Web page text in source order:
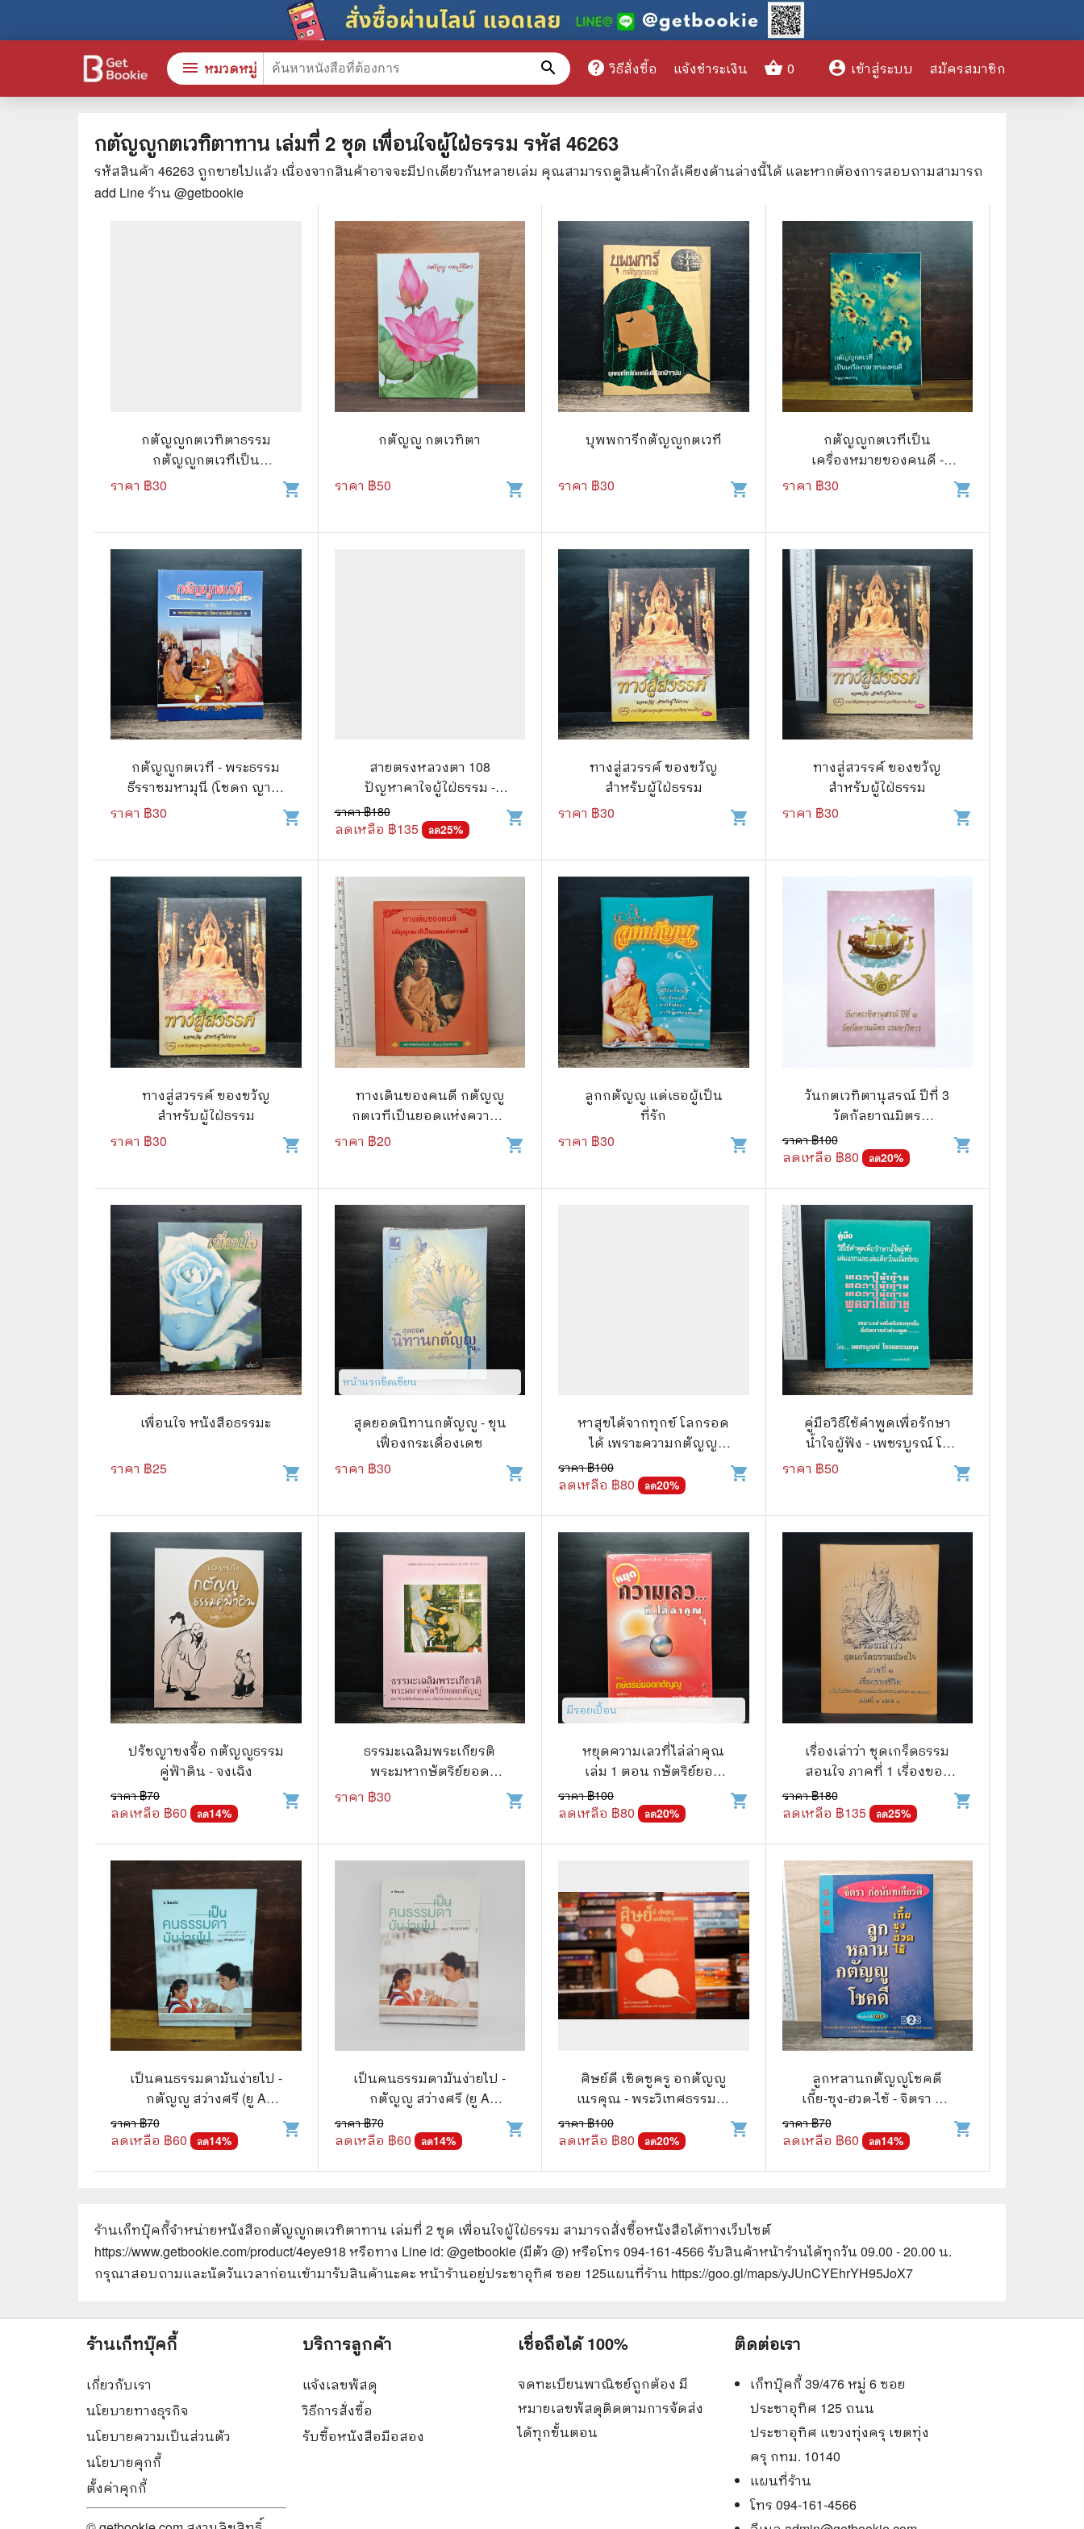
กตัญญูกตเวทิตาทาน เล่มที่ 2 ชุด เพื่อนใจผู้ใฝ่ธรรม รหัส 46263
รหัสสินค้า 46263 ถูกขายไปแล้ว เนื่องจากสินค้าอาจจะมีปกเดียวกันหลายเล่ม คุณสามารถดูสินค้าใกล้เคียงด้านล่างนี้ได้ และหากต้องการสอบถามสามารถ
add Line ร้าน @getbookie
กตัญญูกตเวทิตาธรรม
กตัญญูกตเวทีเป็น
เครื่องหมายของคนดี -
ราคา ฿30 shopping_cart
กตัญญู กตเวทิตา
ราคา ฿50 shopping_cart
บุพพการีกตัญญูกตเวที
ราคา ฿30 shopping_cart
กตัญญูกตเวทีเป็น
เครื่องหมายของคนดี -
ปัญญานันทภิกขุ
ราคา ฿30 shopping_cart
กตัญญูกตเวที - พระธรรม
ธีรราชมหามุนี (โชดก ญาณ
ราคา ฿30 shopping_cart
สายตรงหลวงตา 108
ปัญหาคาใจผู้ใฝ่ธรรม -
ส.มหาปัญโญภิกขุ
ราคา ฿180
ลดเหลือ ฿135 ลด25%
shopping_cart
ทางสู่สวรรค์ ของขวัญ
สำหรับผู้ใฝ่ธรรม
ราคา ฿30 shopping_cart
ทางสู่สวรรค์ ของขวัญ
สำหรับผู้ใฝ่ธรรม
ราคา ฿30 shopping_cart
ทางสู่สวรรค์ ของขวัญ
สำหรับผู้ใฝ่ธรรม
ราคา ฿30 shopping_cart
ทางเดินของคนดี กตัญญู
กตเวทีเป็นยอดแห่งความดี
- พระเทพวิสุทธิเมธี
ราคา ฿20 shopping_cart
ลูกกตัญญู แด่เธอผู้เป็น
ที่รัก
ราคา ฿30 shopping_cart
วันกตเวทิตานุสรณ์ ปีที่ 3
วัดกัลยาณมิตร
ราคา ฿100
ลดเหลือ ฿80 ลด20%
shopping_cart
เพื่อนใจ หนังสือธรรมะ
ราคา ฿25 shopping_cart
หน้าแรกขีดเขียน
สุดยอดนิทานกตัญญู - ขุน
เฟื่องกระเดื่องเดช
ราคา ฿30 shopping_cart
หาสุขได้จากทุกข์ โลกรอด
ได้ เพราะความกตัญญ
กตเวที - พุทธทาสภิกขุ
ราคา ฿100
ลดเหลือ ฿80 ลด20%
shopping_cart
คู่มือวิธีใช้คำพูดเพื่อรักษา
น้ำใจผู้ฟัง - เพชรบูรณ์ โร
ราคา ฿50 shopping_cart
ปรัชญาขงจื้อ กตัญญูธรรม
คู่ฟ้าดิน - จงเฉิง
ราคา ฿70
ลดเหลือ ฿60 ลด14%
shopping_cart
ธรรมะเฉลิมพระเกียรติ
พระมหากษัตริย์ยอด
ราคา ฿30 shopping_cart
มีรอยเปื้อน
หยุดความเลวที่ไล่ล่าคุณ
เล่ม 1 ตอน กษัตริย์ยอด
ราคา ฿100
ลดเหลือ ฿80 ลด20%
shopping_cart
เรื่องเล่าว่า ชุดเกร็ดธรรม
สอนใจ ภาคที่ 1 เรื่องของ
ชีวิต เล่มที่ 1 ตอน 1
ราคา ฿180
ลดเหลือ ฿135 ลด25%
shopping_cart
เป็นคนธรรมดามันง่ายไป -
กตัญญู สว่างศรี (ยู A
ราคา ฿70
ลดเหลือ ฿60 ลด14%
shopping_cart
เป็นคนธรรมดามันง่ายไป -
กตัญญู สว่างศรี (ยู A
ราคา ฿70
ลดเหลือ ฿60 ลด14%
shopping_cart
ศิษย์ดี เชิดชูครู อกตัญญู
เนรคุณ - พระวิเทศธรรมรัง
ราคา ฿100
ลดเหลือ ฿80 ลด20%
shopping_cart
ลูกหลานกตัญญูโชคดี
เกี้ย-ซุง-ฮวด-ไช้ - จิตรา ก่อ
ราคา ฿70
ลดเหลือ ฿60 ลด14%
shopping_cart
ร้านเก็ทบุ๊คกี้จำหน่ายหนังสือกตัญญูกตเวทิตาทาน เล่มที่ 2 ชุด เพื่อนใจผู้ใฝ่ธรรม สามารถสั่งซื้อหนังสือได้ทางเว็บไซต์
https://www.getbookie.com/product/4eye918 หรือทาง Line id: @getbookie (มีตัว @) หรือโทร 094-161-4566 รับสินค้าหน้าร้านได้ทุกวัน 09.00 - 20.00 น.
กรุณาสอบถามและนัดวันเวลาก่อนเข้ามารับสินค้านะคะ หน้าร้านอยู่ประชาอุทิศ ซอย 125แผนที่ร้าน https://goo.gl/maps/yJUnCYEhrYH95JoX7
menu หมวดหมู่ search help วิธีสั่งซื้อ แจ้งชำระเงิน shopping_basket 0 account_circle เข้าสู่ระบบ สมัครสมาชิก
หมวดหมู่สินค้า
หนังสือทั้งหมด
🌠 โหราศาสตร์ การทำนาย
☸️ ธรรมะ ศาสนา ปรัชญา
🧳 ท่องเที่ยว ประสบการณ์ท่องเที่ยว
💃 งานอดิเรก อาชีพ
สารคดี
🌎 สารคดี ความรู้รอบตัว
💎 เพชร พลอย อัญมณี
🛸 วิทยาศาสตร์ คณิตศาสตร์
🌾 พืช สัตว์
🥘 อาหาร สุขภาพ ความงาม
🏡 บ้านและสวน
🎸 ดนตรี ภาพยนตร์
⚽ กีฬา เกม
🖥️ คอมพิวเตอร์ เทคโนโลยี
หนังสือทั่วไป พ็อกเก็ตบุ๊ค
🦄 วรรณกรรม นิยาย เรื่องสั้น
🛖 วรรณคดีไทย นิทานพื้นบ้าน
👩‍🦳 นิยายไทยรุ่นเก่า
🏵️ บทกวี บทกลอน
🏞️ นิยายภาพ
👨‍❤️‍👨 นิยายวาย นิยายยูริ
✍️ นิยายฟิคชั่น
🌏 นิยายแปล
🏰 วรรณกรรมเยาวชน
🦄 แฟนตาซี
🌟 นิยายไลท์โนเวล
🏮 นิยายจีน
🌞 นิยายแจ่มใส
❤️ รัก โรแมนติก
❤️‍🔥❤️‍🔥 นิยายรัก ราคาถูกสุด
💀 ผี สยองขวัญ ระทึกขวัญ
🎭 ดราม่า ชีวิต
🔍 สืบสวน สอบสวน
⚔️ แอ็คชั่น ต่อสู้
😀 ตลก สนุกสนาน
นิยาย วรรณกรรม
⚖️ กฎหมาย
💬 ภาษาศาสตร์
💉 การแพทย์
👮‍♀️ คู่มือเตรียมสอบราชการ
🏫 หนังสือเรียน
👩‍🏫 แนะแนวการศึกษา
การศึกษาและการสอน
😼 หนังสือการ์ตูน
🎻 การ์ตูนดนตรี
🍳 การ์ตูนทำอาหาร
🕵️‍♀️ สืบสวน สอบสวน
⚔️ ต่อสู้ แอ๊คชั่น
⚽ การ์ตูนกีฬา
😀 ตลก
🔮 แฟนตาซี
🧗‍♂️ ผจญภัย ท่องเที่ยว
👽 ไซไฟ
☠️ การ์ตูนผีไทย
👩 สนพ.ยอดธิดา
☘️ สนพ.รักพิมพ์ Luckpim
🔵 สนพ.Phoenix Next
🏳️‍🌈 สนพ.หมึกจีน
🟩 สนพ.บงกช
☀️ สนพ.วิบูลย์กิจ
⭕ สนพ.สยามอินเตอร์
🔴 สนพ.บูรพัฒน์
🔲 สนพ.Zenshu
การ์ตูนรายเดือน รายสัปดาห์
การ์ตูนแก๊ก
กล่อง BOXSET การ์ตูน
หนังสือการ์ตูน
🐲 นิทาน
📕 นิตยสาร
📺 เรื่องย่อละครโทรทัศน์
นิตยสารดารารุ่นเก่า
แฟนคลับดารา
เรื่องย่อซีรี่ย์ต่างประเทศ
🌍 ทั่วไปและวาไรตี้
🤡 เรื่องสั้น ขำขัน
🎨 ศิลปะและการออกแบบ
🎸 ดนตรี
🩱 แฟชั่น
⛪ ศาสนา
🏙️ การเมือง
🎞️ ภาพยนตร์
Gossip ดารา
👙 เซ็กซี่
💄 สุขภาพและความงาม
🏠 แต่งบ้าน
🧳 ท่องเที่ยว
คู่มือเฉลยเกม
เกษตรและธรรมชาติ
แม่และเด็ก
ภาษาศาสตร์
ไอทีและเทคโนโลยี
นิตยสารเก่าราคาถูก
นางงามและการประกวด
🎨 Art and Design
🤹‍♀️ Humor & Entertainment
🏝️ Survival & Emergency
Preparedness
🦸‍♂️ Comics & Graphic Novels
🏺 Historical & Political
🌠 Astrology
⛪ Religion
🧏‍♀️ Languages
🪐 Science & Math
😊 Self-Enrichment
👔 Business and Economics
🖥️ Computers & Technology
🧑‍🏫 Education & Teaching
🎶 Music & Movie
🧒 Children's Books
👪 Family and Relationships
🐕‍🦺 Animals
⚙️ Engineering & Transportation
👤 Biography
🍸 Food and Drink
💃 Hobbies and Collectibles
🖋️ Literature and Fiction
⚽ Sports
🎲 Board Game
2️⃣ Used Board Game บอร์ดเกมมือ
สอง
🎉 Party
🧠 Strategy
🪅 Family
♟️ Abstract
บอร์ดเกมแปลไทย
บอร์ดเกมโดยคนไทย
🎴 Card Sleeves ซองใส่การ์ด
Board Game
📒 สมุดบันทึก
🎥 ของสะสมจากหนังและการ์ตูน
📅 ปฏิทินเก่า
ร้านเก็ทบุ๊คกี้
เกี่ยวกับเรา
นโยบายทางธุรกิจ
นโยบายความเป็นส่วนตัว
นโยบายคุกกี้
ตั้งค่าคุกกี้
บริการลูกค้า
แจ้งเลขพัสดุ
วิธีการสั่งซื้อ
รับซื้อหนังสือมือสอง
เชื่อถือได้ 100%
จดทะเบียนพาณิชย์ถูกต้อง มี
หมายเลขพัสดุติดตามการจัดส่ง
ได้ทุกขั้นตอน
ติดต่อเรา
เก็ทบุ๊คกี้ 39/476 หมู่ 6 ซอย
ประชาอุทิศ 125 ถนน
ประชาอุทิศ แขวงทุ่งครุ เขตทุ่ง
ครุ กทม. 10140
แผนที่ร้าน
โทร 094-161-4566